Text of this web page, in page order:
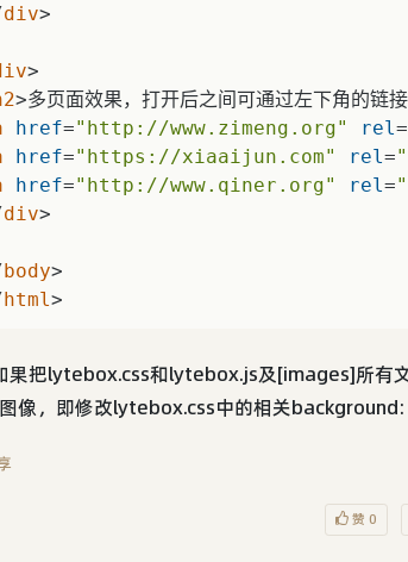
div>
>
>多页面效果，打开后之间可通过左下角
href="http://www.zimeng.org" rel=
href="https://xiaaijun.com" rel=
href="http://www.qiner.org" rel=
div>
body>
html>
果把lytebox.css和lytebox.js及[images]所有
像，即修改lytebox.css中的相关
赞 0